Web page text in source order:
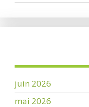
juin 2026
mai 2026